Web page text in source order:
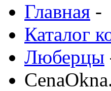
Главная -
Каталог
Люберцы